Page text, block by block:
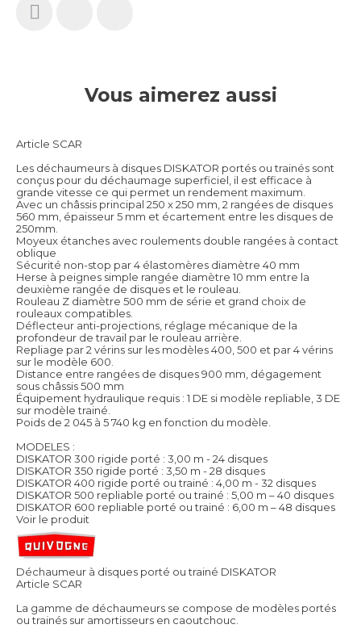
Vous aimerez aussi
Article SCAR
Les déchaumeurs à disques DISKATOR portés ou trainés sont
conçus pour du déchaumage superficiel, il est efficace à
grande vitesse ce qui permet un rendement maximum.
Avec un châssis principal 250 x 250 mm, 2 rangées de disques
560 mm, épaisseur 5 mm et écartement entre les disques de
250mm.
Moyeux étanches avec roulements double rangées à contact
oblique
Sécurité non-stop par 4 élastomères diamètre 40 mm
Herse à peignes simple rangée diamètre 10 mm entre la
deuxième rangée de disques et le rouleau.
Rouleau Z diamètre 500 mm de série et grand choix de
rouleaux compatibles.
Déflecteur anti-projections, réglage mécanique de la
profondeur de travail par le rouleau arrière.
Repliage par 2 vérins sur les modèles 400, 500 et par 4 vérins
sur le modèle 600.
Distance entre rangées de disques 900 mm, dégagement
sous châssis 500 mm
Équipement hydraulique requis : 1 DE si modèle repliable, 3 DE
sur modèle trainé.
Poids de 2 045 à 5 740 kg en fonction du modèle.
MODELES :
DISKATOR 300 rigide porté : 3,00 m - 24 disques
DISKATOR 350 rigide porté : 3,50 m - 28 disques
DISKATOR 400 rigide porté ou trainé : 4,00 m - 32 disques
DISKATOR 500 repliable porté ou trainé : 5,00 m – 40 disques
DISKATOR 600 repliable porté ou trainé : 6,00 m – 48 disques
Voir le produit
Déchaumeur à disques porté ou trainé DISKATOR
Article SCAR
La gamme de déchaumeurs se compose de modèles portés
ou trainés sur amortisseurs en caoutchouc.